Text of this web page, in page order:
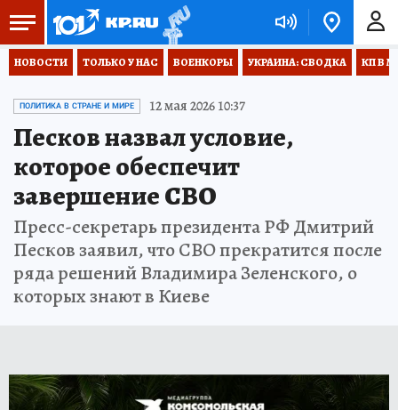
НОВОСТИ ТОЛЬКО У НАС ВОЕНКОРЫ УКРАИНА: СВОДКА КП В
ПОЛИТИКА В СТРАНЕ И МИРЕ 12 мая 2026 10:37
Песков назвал условие,
которое обеспечит
завершение СВО
Пресс-секретарь президента РФ Дмитрий
Песков заявил, что СВО прекратится после
ряда решений Владимира Зеленского, о
которых знают в Киеве